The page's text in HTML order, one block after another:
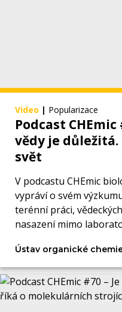
Video | Popularizace
Podcast
vědy je
svět
V podcastu CHEmic
vypráví o svém
terénní práci,
nasazení mimo
Ústav organické